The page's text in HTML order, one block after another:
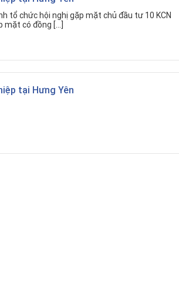
tổ chức hội nghị gặp mặt chủ đầu tư 10 KCN
có đồng […]
tại Hưng Yên